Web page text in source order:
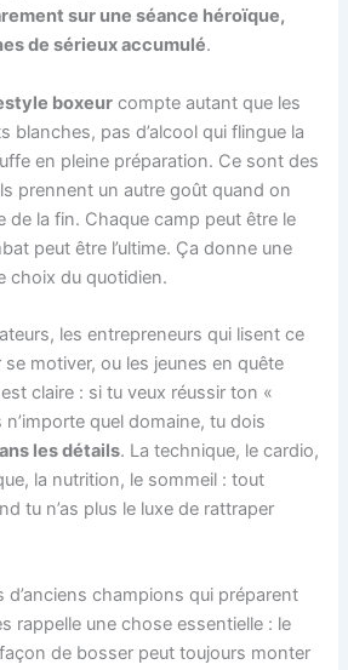
sur une séance héroïque,
de sérieux accumulé.
boxeur compte autant que les
blanches, pas d’alcool qui flingue la
en pleine préparation. Ce sont des
prennent un autre goût quand on
de la fin. Chaque camp peut être le
peut être l’ultime. Ça donne une
choix du quotidien.
les entrepreneurs qui lisent ce
se motiver, ou les jeunes en quête
claire : si tu veux réussir ton «
quel domaine, tu dois
les détails. La technique, le cardio,
la nutrition, le sommeil : tout
tu n’as plus le luxe de rattraper
d’anciens champions qui préparent
rappelle une chose essentielle : le
de bosser peut toujours monter